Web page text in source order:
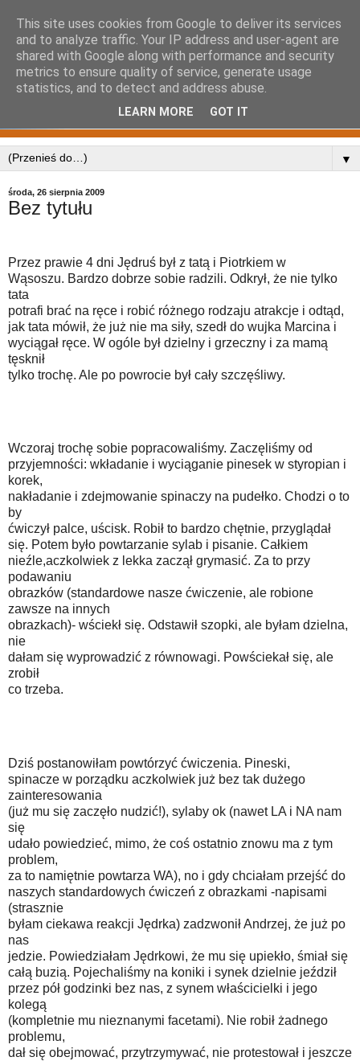
▼
środa, 26 sierpnia 2009
Bez tytułu
Przez prawie 4 dni Jędruś był z tatą i Piotrkiem w
Wąsoszu. Bardzo dobrze sobie radzili. Odkrył, że nie tylko
tata
potrafi brać na ręce i robić różnego rodzaju atrakcje i odtąd,
jak tata mówił, że już nie ma siły, szedł do wujka Marcina i
wyciągał ręce. W ogóle był dzielny i grzeczny i za mamą
tęsknił
tylko trochę. Ale po powrocie był cały szczęśliwy.
Wczoraj trochę sobie popracowaliśmy. Zaczęliśmy od
przyjemności: wkładanie i wyciąganie pinesek w styropian i
korek,
nakładanie i zdejmowanie spinaczy na pudełko. Chodzi o to
by
ćwiczył palce, uścisk. Robił to bardzo chętnie, przyglądał
się. Potem było powtarzanie sylab i pisanie. Całkiem
nieźle,aczkolwiek z lekka zaczął grymasić. Za to przy
podawaniu
obrazków (standardowe nasze ćwiczenie, ale robione
zawsze na innych
obrazkach)- wściekł się. Odstawił szopki, ale byłam dzielna,
nie
dałam się wyprowadzić z równowagi. Powściekał się, ale
zrobił
co trzeba.
Dziś postanowiłam powtórzyć ćwiczenia. Pineski,
spinacze w porządku aczkolwiek już bez tak dużego
zainteresowania
(już mu się zaczęło nudzić!), sylaby ok (nawet LA i NA nam
się
udało powiedzieć, mimo, że coś ostatnio znowu ma z tym
problem,
za to namiętnie powtarza WA), no i gdy chciałam przejść do
naszych standardowych ćwiczeń z obrazkami -napisami
(strasznie
byłam ciekawa reakcji Jędrka) zadzwonił Andrzej, że już po
nas
jedzie. Powiedziałam Jędrkowi, że mu się upiekło, śmiał się
całą buzią. Pojechaliśmy na koniki i synek dzielnie jeździł
przez pół godzinki bez nas, z synem właścicielki i jego
kolegą
(kompletnie mu nieznanymi facetami). Nie robił żadnego
problemu,
dał się obejmować, przytrzymywać, nie protestował i jeszcze
This site uses cookies from Google to deliver its services
and to analyze traffic. Your IP address and user-agent are
shared with Google along with performance and security
metrics to ensure quality of service, generate usage
statistics, and to detect and address abuse.
LEARN MORE GOT IT